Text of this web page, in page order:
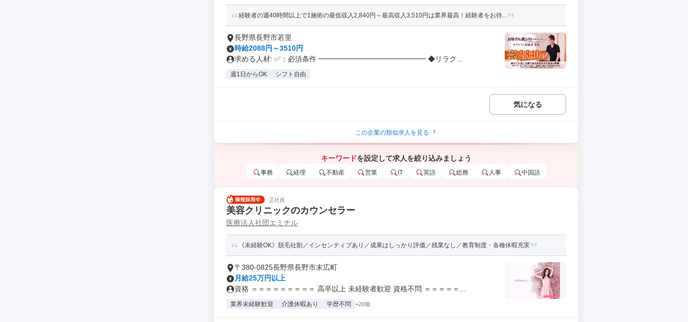
経験者の週40時間以上で1施術の最低収入2,840円～最高収入3,510円は業界最高！経験者をお待...
長野県長野市若里
時給2088円～3510円
求める人材: ✅：必須条件 ━━━━━━━━━━━━━━━ ◆リラク...
週1日からOK シフト自由
気になる
この企業の類似求人を見る
キーワードを設定して求人を絞り込みましょう
事務 経理 不動産 営業 IT 英語 総務 人事 中国語
正社員
美容クリニックのカウンセラー
医療法人社団エミナル
《未経験OK》脱毛社割／インセンティブあり／成果はしっかり評価／残業なし／教育制度・各種休暇充実
〒380-0825長野県長野市末広町
月給25万円以上
資格 ＝＝＝＝＝＝＝＝＝ 高卒以上 未経験者歓迎 資格不問 ＝＝＝＝＝...
業界未経験歓迎 介護休暇あり 学歴不問 +20個